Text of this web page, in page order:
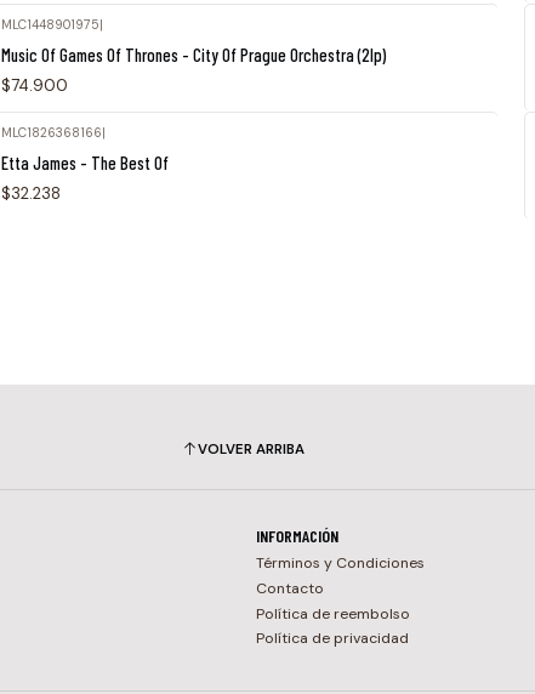
MLC1448901975|
Music Of Games Of Thrones - City Of Prague Orchestra (2lp)
$74.900
MLC1826368166
Etta James - The Best Of
$32.238
VOLVER ARRIBA
INFORMACIÓN
Términos y Condiciones
Contacto
Política de reembolso
Política de privacidad